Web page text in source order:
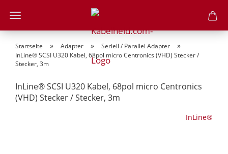
Startseite » Adapter » Seriell / Parallel Adapter »
InLine® SCSI U320 Kabel, 68pol micro Centronics (VHD) Stecker /
Stecker, 3m
InLine® SCSI U320 Kabel, 68pol micro Centronics
(VHD) Stecker / Stecker, 3m
InLine®